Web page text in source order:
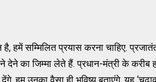
है, हमें सम्मिलित प्रयास करना चाहिए.
देने का जिम्मा लेते हैं. प्रधान-मंत्री के करीब